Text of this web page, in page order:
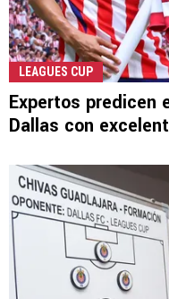
LEAGUES CUP
Expertos predicen
Dallas con